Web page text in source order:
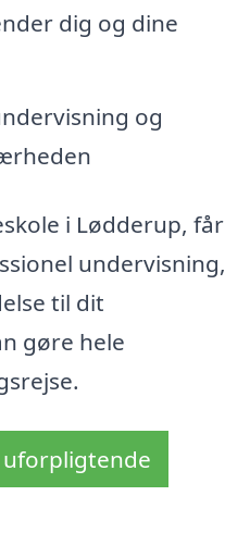
dig og dine
og
i Lødderup, får
undervisning,
til dit
gøre hele